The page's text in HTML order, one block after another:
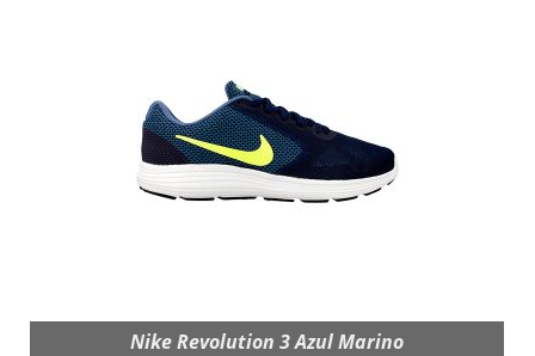
Nike Revolution 3 Azul Marino